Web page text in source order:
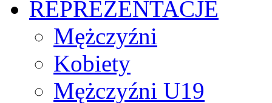
REPREZENTACJE
Mężczyźni
Kobiety
Mężczyźni U19